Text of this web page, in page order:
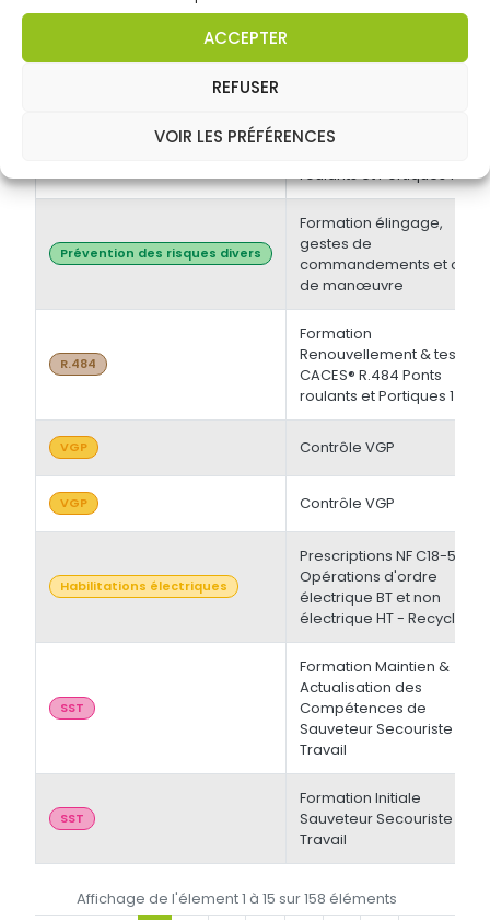
ACCEPTER
REFUSER
VOIR LES PRÉFÉRENCES
Manoeuvre -
Formation Initiale & tests
roulants et Portiques 1
Prévention des risques divers
Formation élingage,
gestes de
commandements et chef
de manœuvre
R.484
Formation
Renouvellement & tests
CACES® R.484 Ponts
roulants et Portiques 1
VGP Contrôle VGP
VGP Contrôle VGP
Habilitations électriques
Prescriptions NF C18-510 -
Opérations d'ordre
électrique BT et non
électrique HT - Recyclage
SST
Formation Maintien &
Actualisation des
Compétences de
Sauveteur Secouriste du
Travail
SST
Formation Initiale
Sauveteur Secouriste du
Travail
Affichage de l'élement 1 à 15 sur 158 éléments